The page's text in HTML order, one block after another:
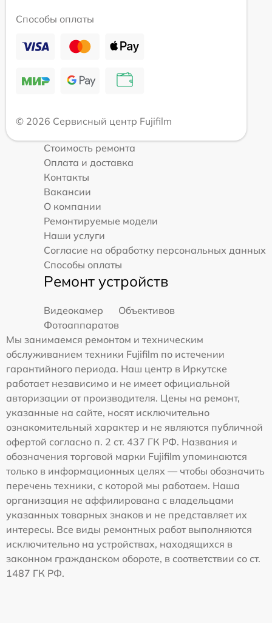
Способы оплаты
© 2026 Сервисный центр Fujifilm
Стоимость ремонта
Оплата и доставка
Контакты
Вакансии
О компании
Ремонтируемые модели
Наши услуги
Согласие на обработку персональных данных
Способы оплаты
Ремонт устройств
Видеокамер
Объективов
Фотоаппаратов
Мы занимаемся ремонтом и техническим
обслуживанием техники Fujifilm по истечении
гарантийного периода. Наш центр в Иркутске
работает независимо и не имеет официальной
авторизации от производителя. Цены на ремонт,
указанные на сайте, носят исключительно
ознакомительный характер и не являются публичной
офертой согласно п. 2 ст. 437 ГК РФ. Названия и
обозначения торговой марки Fujifilm упоминаются
только в информационных целях — чтобы обозначить
перечень техники, с которой мы работаем. Наша
организация не аффилирована с владельцами
указанных товарных знаков и не представляет их
интересы. Все виды ремонтных работ выполняются
исключительно на устройствах, находящихся в
законном гражданском обороте, в соответствии со ст.
1487 ГК РФ.